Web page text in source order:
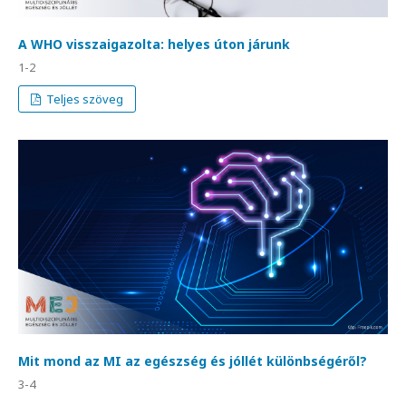
A WHO visszaigazolta: helyes úton járunk
1-2
Teljes szöveg
Mit mond az MI az egészség és jóllét különbségéről?
3-4